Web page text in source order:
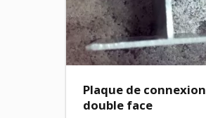
Plaque de connexion
double face